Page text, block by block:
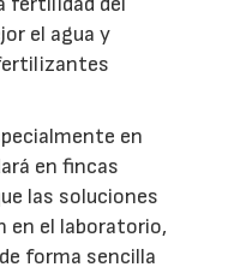
el agua y
en
en fincas
las soluciones
en el laboratorio,
forma sencilla